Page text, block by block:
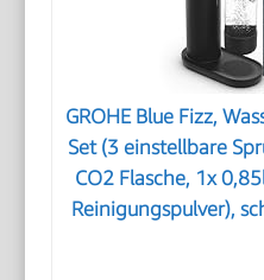
GROHE Blue Fizz,
Set (3 einstellbare
CO2 Flasche, 1x
Reinigungspulver),